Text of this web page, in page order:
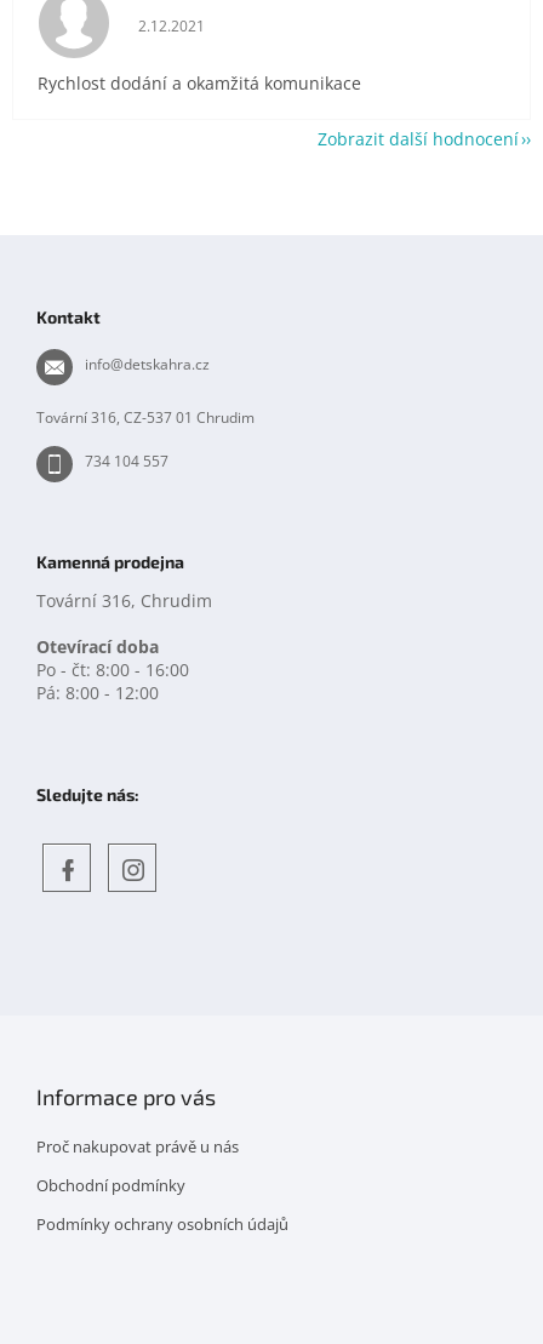
Hodnocení obchodu je 5 z 5 hvězdiček.
2.12.2021
Rychlost dodání a okamžitá komunikace
Zobrazit další hodnocení
Kontakt
info@detskahra.cz
Tovární 316, CZ-537 01 Chrudim
734 104 557
Kamenná prodejna
Tovární 316, Chrudim
Otevírací doba
Po - čt: 8:00 - 16:00
Pá: 8:00 - 12:00
Sledujte nás:
Informace pro vás
Proč nakupovat právě u nás
Obchodní podmínky
Podmínky ochrany osobních údajů